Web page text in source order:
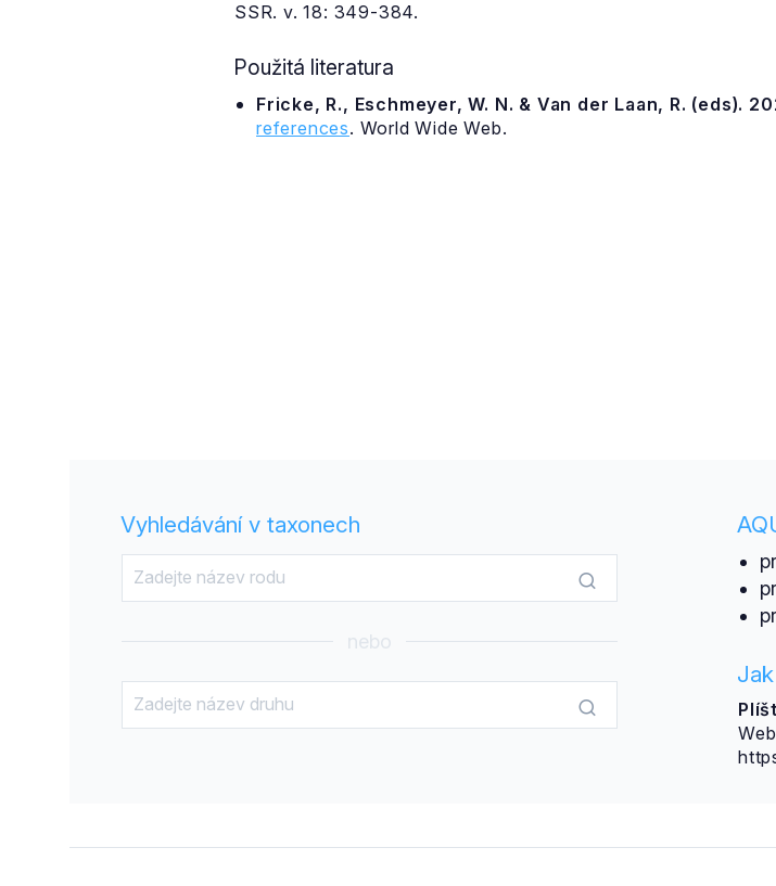
SSR. v. 18: 349-384.
Použitá literatura
Fricke, R., Eschmeyer, W. N. & Van der Laan, R. (eds).
references. World Wide Web.
Vyhledávání v taxonech
nebo